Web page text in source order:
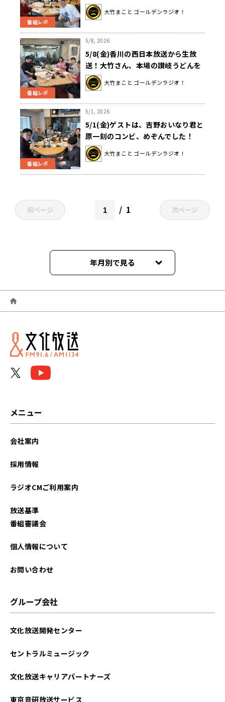
番組レポ
大竹まこと ゴールデンラジオ！
番組レポ
5/8, 2026
5/8(金)香川の西日本放送から生放
送！大竹さん、本場の讃岐うどんを
食す！
大竹まこと ゴールデンラジオ！
番組レポ
5/1, 2026
5/1(金)ゲストは、吉野おいなり君と
原一刻のコンビ、めぞんでした！
大竹まこと ゴールデンラジオ！
前ページ 1 次ページ
年月別で見る
2026年06月
2026年05月
2026年04月
2025年07月
2025年04月
メニュー
会社案内
採用情報
ラジオCMご利用案内
放送基準
番組審議会
個人情報について
お問い合わせ
グループ会社
文化放送開発センター
セントラルミュージック
文化放送キャリアパートナーズ
東京音研放送サービス